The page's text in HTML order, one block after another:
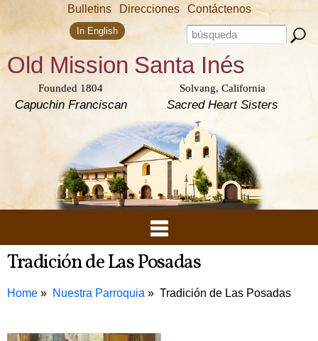
Skip to
content
Bulletins Direcciones Contáctenos
Search form
Search this site
In English
Old Mission
Founded 1804
Capuchin Franciscan
Santa Inés
Solvang, California
Sacred Heart Sisters
Tradición de Las Posadas
Home Nuestra Parroquia Tradición de Las Posadas